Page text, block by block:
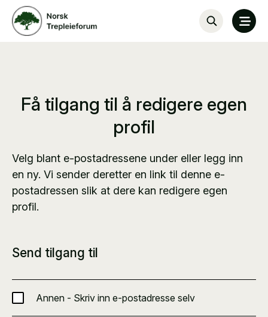
Få tilgang til å redigere egen
profil
Velg blant e-postadressene under eller legg inn
en ny. Vi sender deretter en link til denne e-
postadressen slik at dere kan redigere egen
profil.
Send tilgang til
Annen - Skriv inn e-postadresse selv